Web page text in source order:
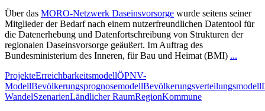
Über das MORO-Netzwerk Daseinsvorsorge wurde seitens seiner
Mitglieder der Bedarf nach einem nutzerfreundlichen Datentool für
die Datenerhebung und Datenfortschreibung von Strukturen der
regionalen Daseinsvorsorge geäußert. Im Auftrag des
Bundesministerium des Inneren, für Bau und Heimat (BMI) ...
ProjekteErreichbarkeitsmodellÖPNV-
ModellBevölkerungsprognosemodellBevölkerungsverteilungsmodell
WandelSzenarienLändlicher RaumRegionKommune